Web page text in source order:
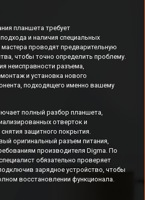
планшета требует
и наличия специальных
проводят предварительную
чтобы точно определить проблему.
неисправности разъема,
и установка нового
подходящего именно вашему
полный разбор планшета,
отверток и
защитного покрытия.
оригинальный разъем питания,
производителя Digma. По
обязательно проверяет
зарядное устройство, чтобы
восстановлении функционала.